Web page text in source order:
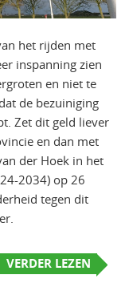
het rijden met
inspanning zien
en niet te
de bezuiniging
Zet dit geld liever
en dan met
der Hoek in het
2034) op 26
tegen dit
VERDER LEZEN